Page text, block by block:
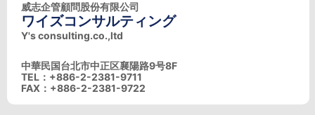
威志企管顧問股份有限公司
ワイズコンサルティング
Y's consulting.co.,ltd
中華民国台北市中正区襄陽路9号8F
TEL：+886-2-2381-9711
FAX：+886-2-2381-9722